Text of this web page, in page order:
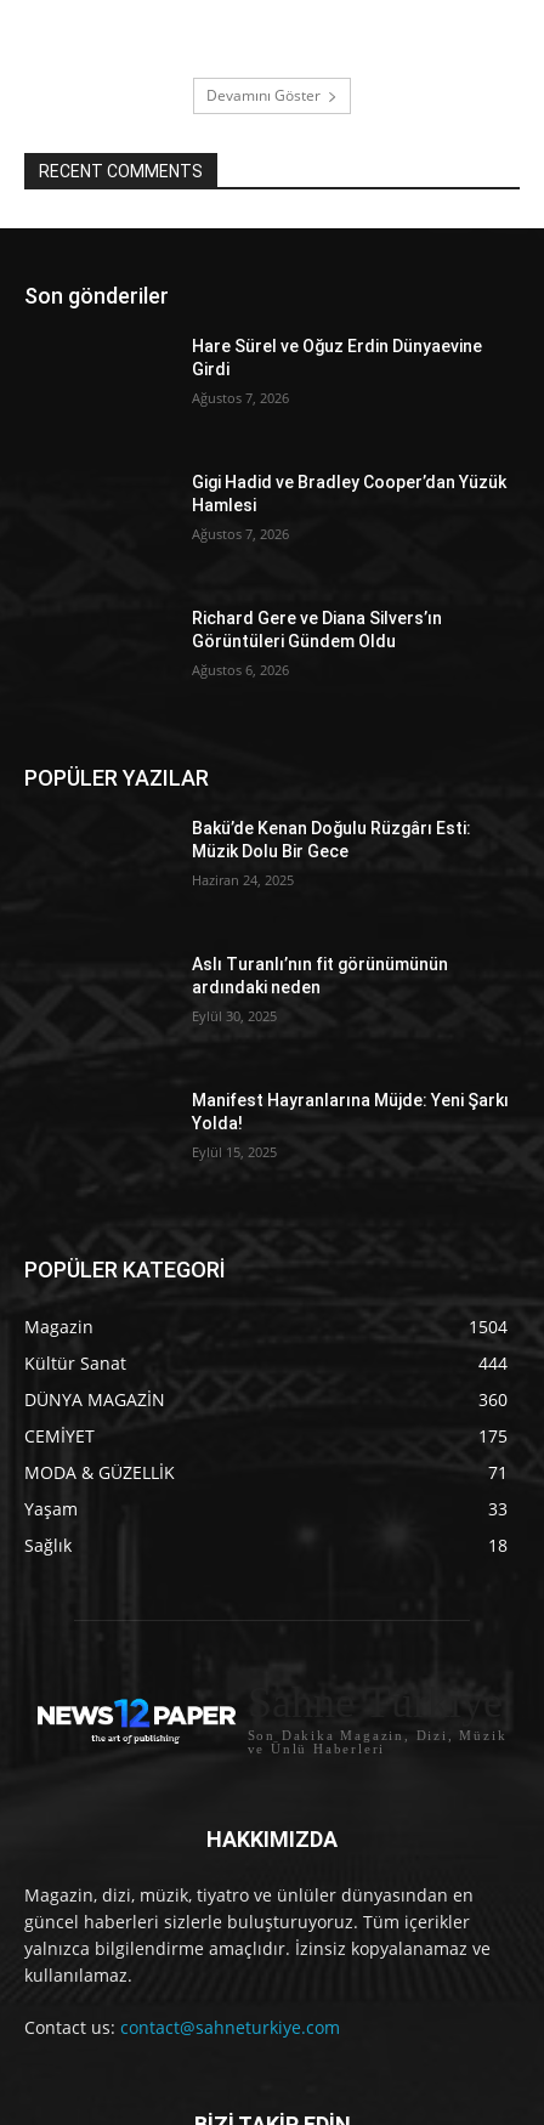
Devamını Göster
RECENT COMMENTS
Son gönderiler
Hare Sürel ve Oğuz Erdin Dünyaevine
Girdi
Ağustos 7, 2026
Gigi Hadid ve Bradley Cooper’dan Yüzük
Hamlesi
Ağustos 7, 2026
Richard Gere ve Diana Silvers’ın
Görüntüleri Gündem Oldu
Ağustos 6, 2026
POPÜLER YAZILAR
Bakü’de Kenan Doğulu Rüzgârı Esti:
Müzik Dolu Bir Gece
Haziran 24, 2025
Aslı Turanlı’nın fit görünümünün
ardındaki neden
Eylül 30, 2025
Manifest Hayranlarına Müjde: Yeni Şarkı
Yolda!
Eylül 15, 2025
POPÜLER KATEGORİ
Magazin
1504
Kültür Sanat
444
DÜNYA MAGAZİN
360
CEMİYET
175
MODA & GÜZELLİK
71
Yaşam
33
Sağlık
18
Sahne Türkiye
Son Dakika Magazin, Dizi, Müzik
ve Ünlü Haberleri
HAKKIMIZDA
Magazin, dizi, müzik, tiyatro ve ünlüler dünyasından en
güncel haberleri sizlerle buluşturuyoruz. Tüm içerikler
yalnızca bilgilendirme amaçlıdır. İzinsiz kopyalanamaz ve
kullanılamaz.
Contact us: contact@sahneturkiye.com